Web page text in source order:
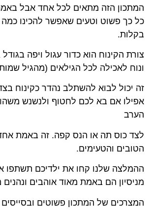
המתכון הזה מתאים לכל אחד אבל
כל כך פשוט וטעים שאפשר להכינו
בקלות.
צורת הקינוח הוא כדור עגול ויפה
ונוח לאכילה לכל הגילאים (מהגיל
זה יכול לבוא להשתלב נהדר כקינוח
אפילו אם בא לכם לחטוף ולנשנש
הערב
לצד כוס תה או הנס קפה. זה באמת
הטובים והטעימים.
ההמלצה שלנו קחו את ילדיכם תשתפו
מניסיון הם באמת מאוד אוהבים ונהנים
המצרכים של המתכון פשוטים